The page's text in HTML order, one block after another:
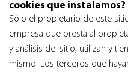
cookies que instalamos?
Sólo el propietario de este sitio
empresa que presta al
y análisis del sitio, utilizan y
mismo. Los terceros que